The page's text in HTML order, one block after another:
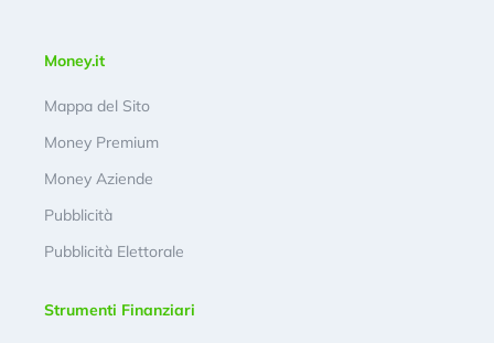
Money.it
Mappa del Sito
Money Premium
Money Aziende
Pubblicità
Pubblicità Elettorale
Strumenti Finanziari